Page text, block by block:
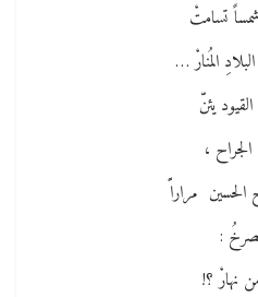
تسامتْ
المُنارْ …
يئنّ
،
مراراًً
:
نهارْ ؟!